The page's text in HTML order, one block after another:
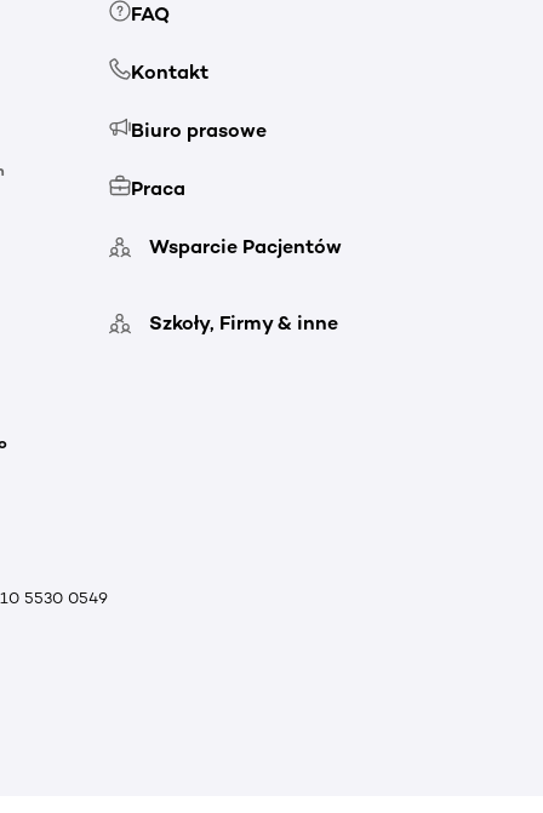
FAQ
Kontakt
Biuro prasowe
Praca
Wsparcie Pacjentów
Szkoły, Firmy & inne
5530 0549